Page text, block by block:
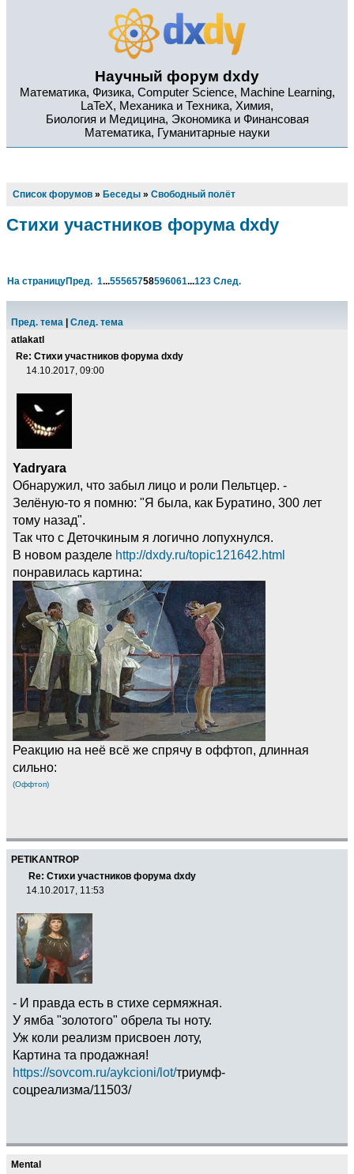
Научный форум dxdy
Математика, Физика, Computer Science, Machine Learning,
LaTeX, Механика и Техника, Химия,
Биология и Медицина, Экономика и Финансовая
Математика, Гуманитарные науки
Список форумов » Беседы » Свободный полёт
Стихи участников форума dxdy
На страницуПред. 1...55565758596061...123 След.
Пред. тема
След. тема
atlakatl
Re: Стихи участников форума dxdy
14.10.2017, 09:00
Yadryara
Обнаружил, что забыл лицо и роли Пельтцер. -
Зелёную-то я помню: "Я была, как Буратино, 300 лет
тому назад".
Так что с Деточкиным я логично лопухнулся.
В новом разделе http://dxdy.ru/topic121642.html
понравилась картина:
Реакцию на неё всё же спрячу в оффтоп, длинная
сильно:
(Оффтоп)
PETIKANTROP
Re: Стихи участников форума dxdy
14.10.2017, 11:53
- И правда есть в стихе сермяжная.
У ямба "золотого" обрела ты ноту.
Уж коли реализм присвоен лоту,
Картина та продажная!
https://sovcom.ru/aykcioni/lot/триумф-
соцреализма/11503/
Mental